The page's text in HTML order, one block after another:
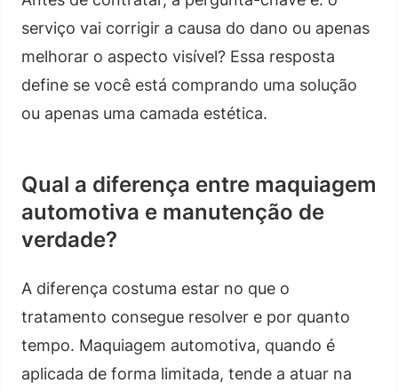
serviço vai corrigir a causa do dano ou apenas
melhorar o aspecto visível? Essa resposta
define se você está comprando uma solução
ou apenas uma camada estética.
Qual a diferença entre maquiagem
automotiva e manutenção de
verdade?
A diferença costuma estar no que o
tratamento consegue resolver e por quanto
tempo. Maquiagem automotiva, quando é
aplicada de forma limitada, tende a atuar na